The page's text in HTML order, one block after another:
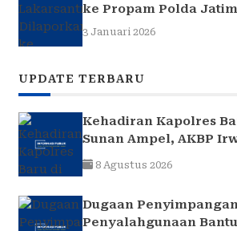
ke Propam Polda
Kasus Nenek Elina
3 Januari 2026
UPDATE TERBARU
Kehadiran Kapolres
Sunan Ampel, AKBP
Kurniawan Teguhkan
Polri dan Ulama
8 Agustus 2026
Dugaan
Penyalahgunaan